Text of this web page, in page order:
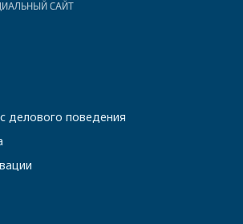
САЙТ
делового поведения